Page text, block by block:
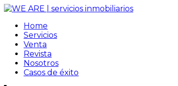
Home
Servicios
Venta
Revista
Nosotros
Casos de éxito